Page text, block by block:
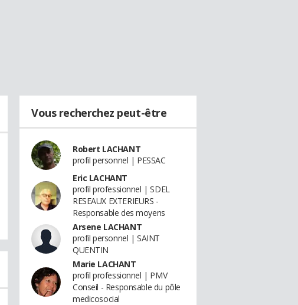
Vous recherchez peut-être
Robert LACHANT
profil personnel | PESSAC
Eric LACHANT
profil professionnel | SDEL
RESEAUX EXTERIEURS -
Responsable des moyens
Arsene LACHANT
profil personnel | SAINT
QUENTIN
Marie LACHANT
profil professionnel | PMV
Conseil - Responsable du pôle
medicosocial